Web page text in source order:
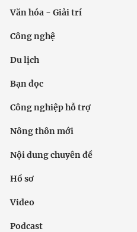
Văn hóa - Giải trí
Công nghệ
Du lịch
Bạn đọc
Công nghiệp hỗ trợ
Nông thôn mới
Nội dung chuyên đề
Hồ sơ
Video
Podcast